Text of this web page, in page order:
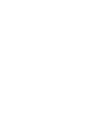
Apapun bisnis
bisnis Anda